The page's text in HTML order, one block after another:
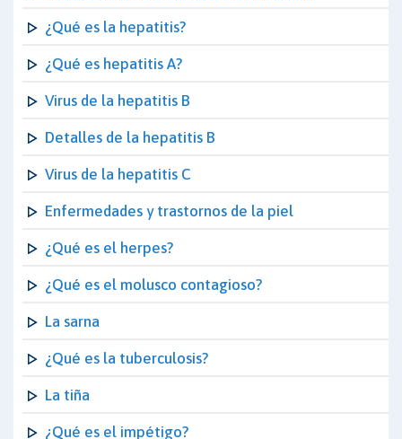
¿Qué es la hepatitis?
¿Qué es hepatitis A?
Virus de la hepatitis B
Detalles de la hepatitis B
Virus de la hepatitis C
Enfermedades y trastornos de la piel
¿Qué es el herpes?
¿Qué es el molusco contagioso?
La sarna
¿Qué es la tuberculosis?
La tiña
¿Qué es el impétigo?